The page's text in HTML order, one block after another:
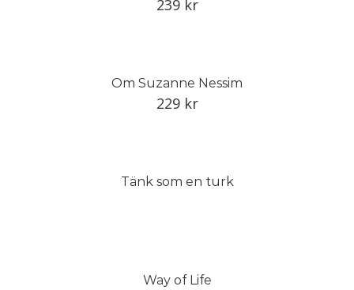
239 kr
Om Suzanne Nessim
229 kr
Tänk som en turk
Way of Life